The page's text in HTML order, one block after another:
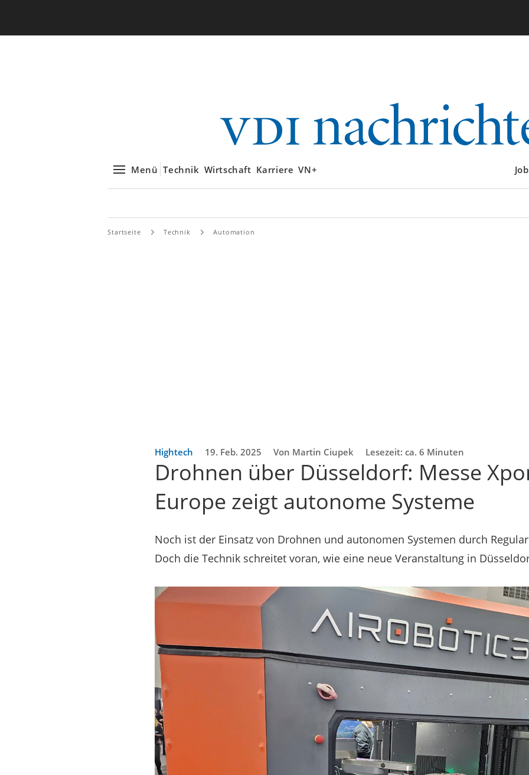
Menü Technik Wirtschaft Karriere VN+
Startseite Technik Automation
Hightech 19. Feb. 2025 Von Martin Ciupek Lesezeit: ca. 6 Minuten
Drohnen über Düsseldorf: Messe
Europe zeigt autonome Systeme
Noch ist der Einsatz von Drohnen und autonomen Systemen durch
Doch die Technik schreitet voran, wie eine neue Veranstaltung in